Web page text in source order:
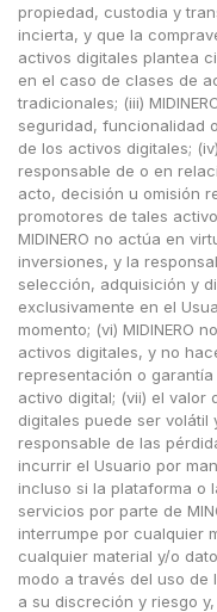
propiedad, custodia y
incierta, y que la
activos digitales plantea
en el caso de clases de
tradicionales; (iii)
seguridad, funcionalidad
de los activos digitales;
responsable de o en
acto, decisión u omisión
promotores de tales
MIDINERO no actúa en
inversiones, y la
selección, adquisición y
exclusivamente en el
momento; (vi) MIDINERO
activos digitales, y no
representación o
activo digital; (vii) el valor
digitales puede ser volátil
responsable de las
incurrir el Usuario por
incluso si la plataforma o
servicios por parte de
interrumpe por cualquier
cualquier material y/o
modo a través del uso de
a su discreción y riesgo